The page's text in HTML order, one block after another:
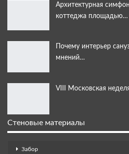
Архитектурная
коттеджа площадью…
Почему интерьер
мнений…
VIII Московская
Стеновые материалы
Забор